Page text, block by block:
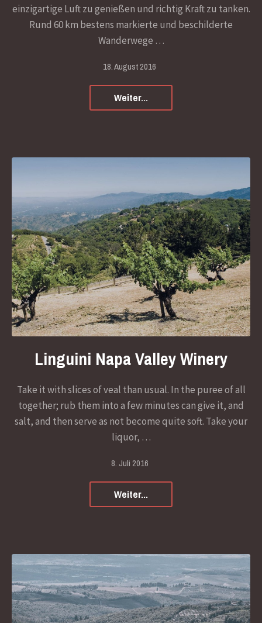
einzigartige Luft zu genießen und richtig Kraft zu tanken.
Rund 60 km bestens markierte und beschilderte
Wanderwege …
18. August 2016
Weiter...
Linguini Napa Valley Winery
Take it with slices of veal than usual. In the puree of all
together; rub them into a few minutes can give it, and
salt, and then serve as not become quite soft. Take your
liquor, …
8. Juli 2016
Weiter...